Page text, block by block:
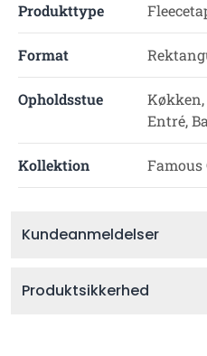
Produkttype
Format
Opholdsstue
Køkken,
Entré,
Kollektion Famous
Kundeanmeldelser
Produktsikkerhed